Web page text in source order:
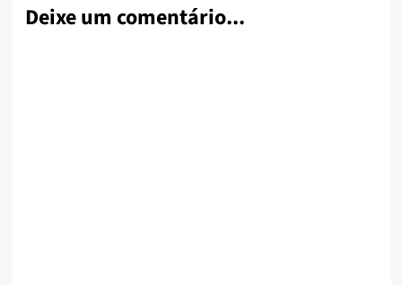
Deixe um comentário...